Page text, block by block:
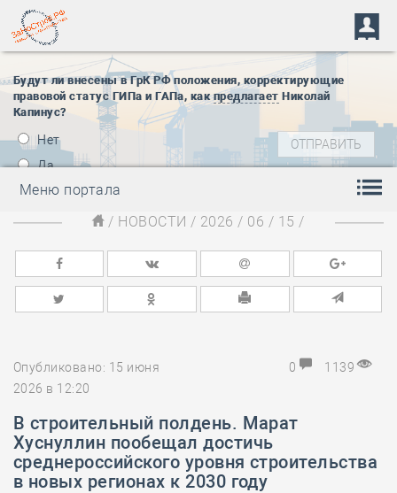
Будут ли внесены в ГрК РФ положения, корректирующие
правовой статус ГИПа и ГАПа, какпредлагает Николай
Капинус?
Нет
Да
Меню портала
/ НОВОСТИ / 2026 / 06 / 15 /
Опубликовано: 15 июня
2026 в 12:20
0 1139
В строительный полдень. Марат
Хуснуллин пообещал достичь
среднероссийского уровня строительства
в новых регионах к 2030 году